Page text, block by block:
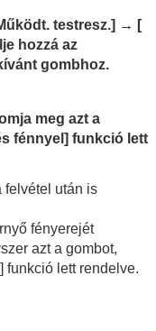
testresz.] → [
hozzá az
gombhoz.
meg azt a
fénnyel] funkció lett
felvétel után is
fényerejét
azt a gombot,
funkció lett rendelve.